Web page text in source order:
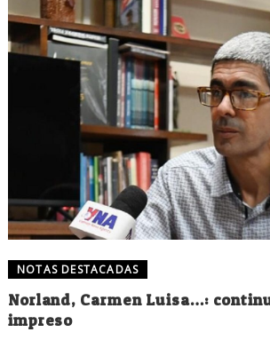
NOTAS DESTACADAS
Norland, Carmen Luisa…:
impreso